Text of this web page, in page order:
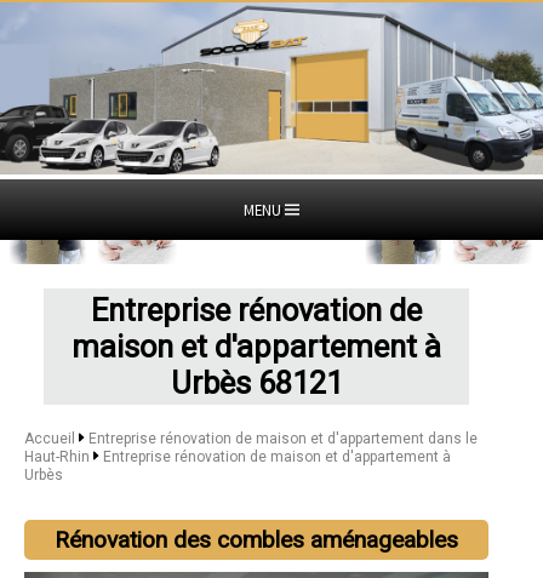
MENU
Entreprise rénovation de
maison et d'appartement à
Urbès 68121
Accueil
Entreprise rénovation de maison et d'appartement dans le
Haut-Rhin
Entreprise rénovation de maison et d'appartement à
Urbès
Rénovation des combles aménageables